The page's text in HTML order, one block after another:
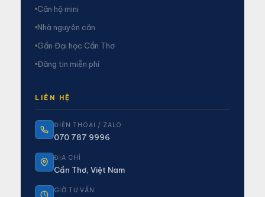
Căn hộ mini
Nhà nguyên căn
Gần Đại học Cần Thơ
Đăng tin miễn phí
LIÊN HỆ
ĐIỆN THOẠI / ZALO
070 787 9996
ĐỊA CHỈ
Cần Thơ, Việt Nam
GIỜ TƯ VẤN